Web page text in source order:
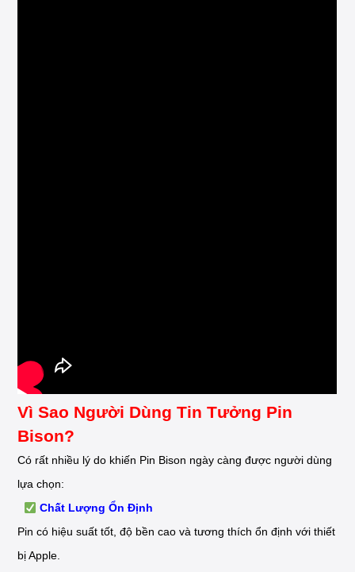
Vì Sao Người Dùng Tin Tưởng Pin
Bison?
Có rất nhiều lý do khiến Pin Bison ngày càng được người dùng
lựa chọn:
Chất Lượng Ổn Định
Pin có hiệu suất tốt, độ bền cao và tương thích ổn định với thiết
bị Apple.